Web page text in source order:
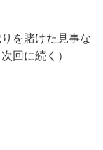
を賭けた見事な
回に続く）